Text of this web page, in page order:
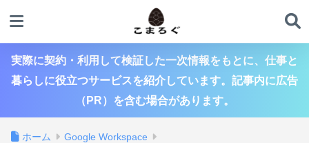
実際に契約・利用して検証した一次情報をもとに、仕事と
暮らしに役立つサービスを紹介しています。記事内に広告
（PR）を含む場合があります。
ホーム Google Workspace